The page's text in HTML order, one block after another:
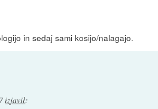
in sedaj sami kosijo/nalagajo.
izjavil: